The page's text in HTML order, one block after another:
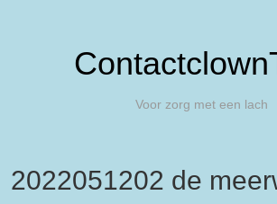
Voor zorg met een lach
2022051202 de